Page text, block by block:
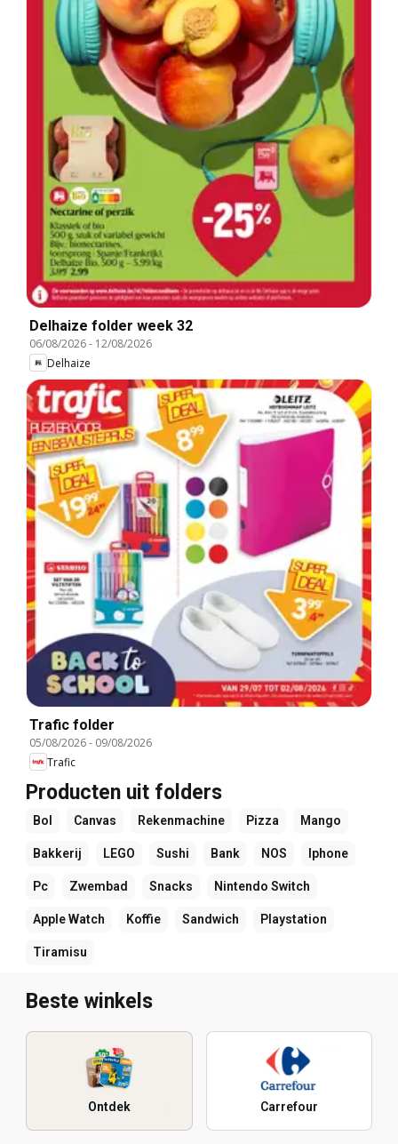
Delhaize folder week 32
06/08/2026- 12/08/2026
Delhaize
Trafic folder
05/08/2026- 09/08/2026
Trafic
Producten uit folders
Bol Canvas Rekenmachine Pizza Mango
Bakkerij LEGO Sushi Bank NOS Iphone
Pc Zwembad Snacks Nintendo Switch
Apple Watch Koffie Sandwich Playstation
Tiramisu
Beste winkels
Ontdek Carrefour